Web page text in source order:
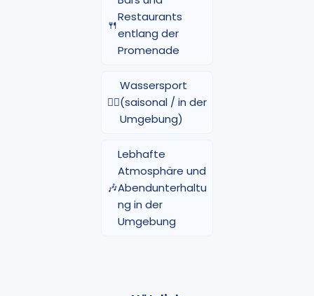
🍴
Restaurants
entlang der
Promenade
🏄‍♂️
Wassersport
(saisonal / in der
Umgebung)
🎶
Lebhafte
Atmosphäre und
Abendunterhaltu
ng in der
Umgebung